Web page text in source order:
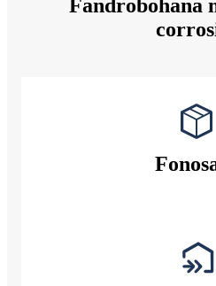
Fandrobohana